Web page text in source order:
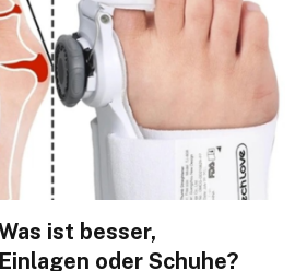
ist besser,
oder Schuhe?